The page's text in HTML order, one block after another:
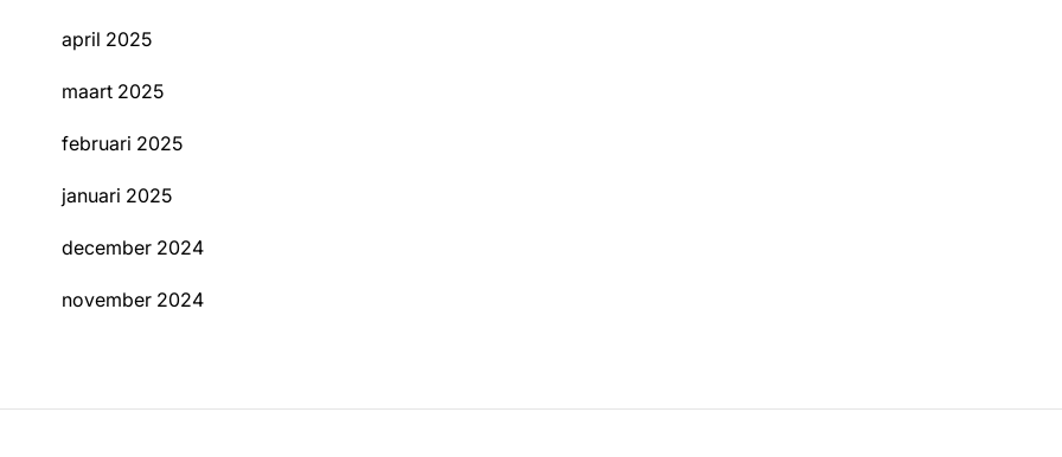
april 2025
maart 2025
februari 2025
januari 2025
december 2024
november 2024